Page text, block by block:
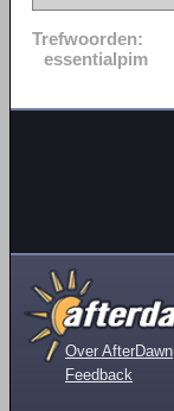
Trefwoorden:
essentialpim
Over AfterDawn
Feedback